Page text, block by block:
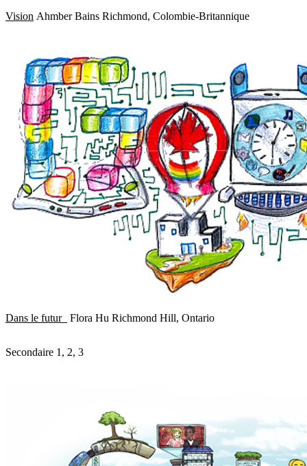
Vision Ahmber Bains Richmond, Colombie-Britannique
Dans le futur Flora Hu Richmond Hill, Ontario
Secondaire 1, 2, 3